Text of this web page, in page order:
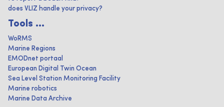
does VLIZ handle your privacy?
Tools ...
WoRMS
Marine Regions
EMODnet portaal
European Digital Twin Ocean
Sea Level Station Monitoring Facility
Marine robotics
Marine Data Archive